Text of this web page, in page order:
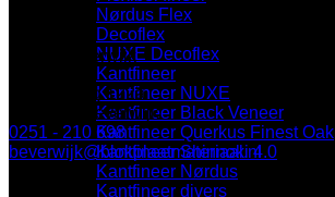
Nørdus Flex
Decoflex
NUXE Decoflex
Kantfineer
Kantfineer NUXE
Kantfineer Black Veneer
Kantfineer Querkus Finest Oak
Kantfineer Shinnoki 4.0
Kantfineer Nørdus
Kantfineer divers
BLOK Beverwijk
Parallelweg 122a
1948 NN Beverwijk
0251 - 210 698
beverwijk@blokplaatmateriaal.nl